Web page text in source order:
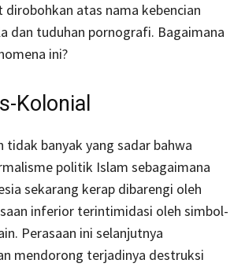
atas nama kebencian
dan tuduhan pornografi. Bagaimana
ini?
Kolonial
tidak banyak yang sadar bahwa
politik Islam sebagaimana
sekarang kerap dibarengi oleh
inferior terintimidasi oleh simbol-
Perasaan ini selanjutnya
mendorong terjadinya destruksi